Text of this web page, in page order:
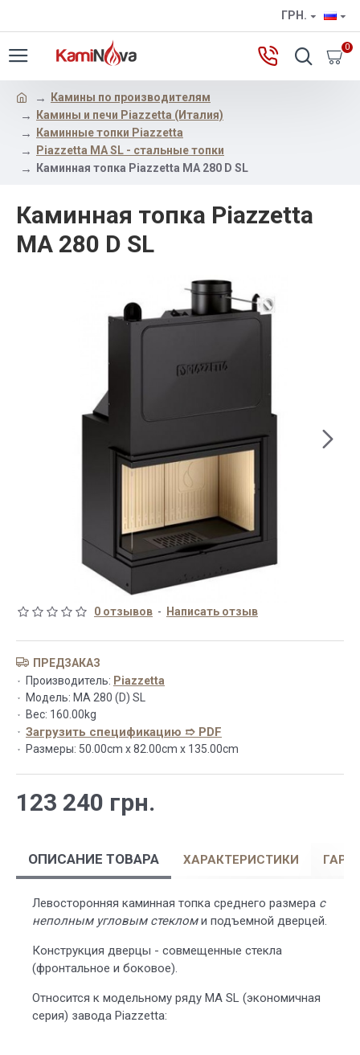
ГРН.
0
Камины по производителям
Камины и печи Piazzetta (Италия)
Каминные топки Piazzetta
Piazzetta MA SL - стальные топки
Каминная топка Piazzetta MA 280 D SL
Каминная топка Piazzetta
MA 280 D SL
0 отзывов - Написать отзыв
123 240 грн.
ПРЕДЗАКАЗ
Производитель: Piazzetta
Модель: MA 280 (D) SL
Вес: 160.00kg
Загрузить спецификацию ➱ PDF
Размеры: 50.00cm x 82.00cm x 135.00cm
ОПИСАНИЕ ТОВАРА ХАРАКТЕРИСТИКИ
Левосторонняя каминная топка среднего размера с
неполным угловым стекломи подъемной дверцей.
Конструкция дверцы - совмещенные стекла
(фронтальное и боковое).
Относится к модельному ряду MA SL (экономичная
серия) завода Piazzetta: